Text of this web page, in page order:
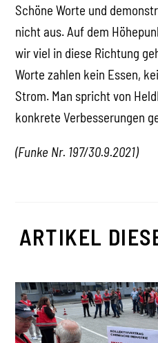
Schöne Worte und
nicht aus. Auf dem
wir viel in diese Richtung
Worte zahlen kein Essen,
Strom. Man spricht von
konkrete Verbesserungen
(Funke Nr. 197/30.9.2021)
ARTIKEL